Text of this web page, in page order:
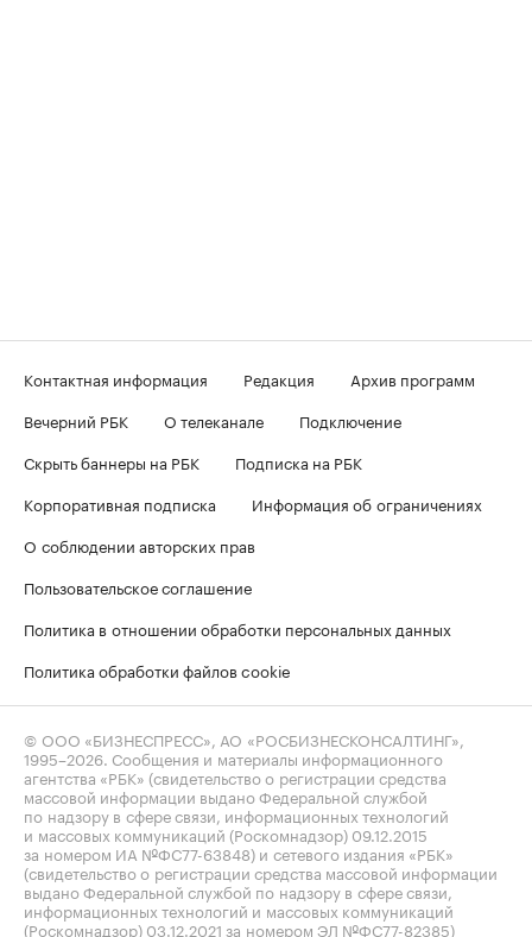
Контактная информация Редакция
Архив программ
Вечерний РБК
О телеканале
Подключение
Скрыть баннеры на РБК
Подписка на РБК
Корпоративная подписка
Информация об ограничениях
О соблюдении авторских прав
Пользовательское соглашение
Политика в отношении обработки персональных данных
Политика обработки файлов cookie
© ООО «БИЗНЕСПРЕСС», АО «РОСБИЗНЕСКОНСАЛТИНГ»,
1995–2026. Сообщения и материалы информационного
агентства «РБК» (свидетельство о регистрации средства
массовой информации выдано Федеральной службой
по надзору в сфере связи, информационных технологий
и массовых коммуникаций (Роскомнадзор) 09.12.2015
за номером ИА №ФС77-63848) и сетевого издания «РБК»
(свидетельство о регистрации средства массовой информации
выдано Федеральной службой по надзору в сфере связи,
информационных технологий и массовых коммуникаций
(Роскомнадзор) 03.12.2021 за номером ЭЛ №ФС77-82385)